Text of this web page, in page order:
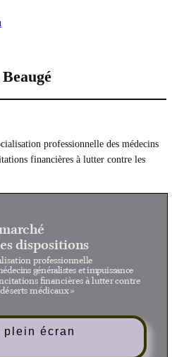
professionnelle des médecins
financières à lutter contre les
plein écran